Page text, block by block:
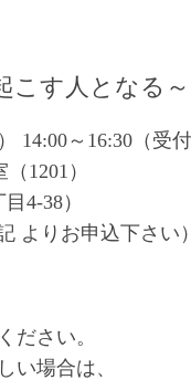
こす人となる～
～16:30（受付
1201）
4-38）
よりお申込下さい）
ださい。
い場合は、